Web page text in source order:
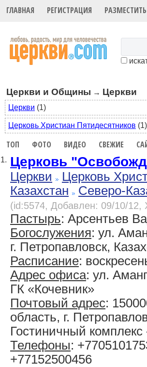
ГЛАВНАЯ РЕГИСТРАЦИЯ
Церкви и Общины → Церкви
Церкви (1)
Церковь Христиан Пятидесятников (1)
ТОП ФОТО ВИДЕО СВЕЖИЕ
1. Церковь
Церкви
Церковь
Казахстан
Северо-
(id:5574, Добавлен: 09/10/12,
Пастырь: Арсентьев
Богослужения: ул.
г. Петропавловск,
Расписание:
Адрес офиса: ул.
ГК «Кочевник»
Почтовый адрес:
область, г.
Гостиничный комплекс
Телефоны:
+77152500456